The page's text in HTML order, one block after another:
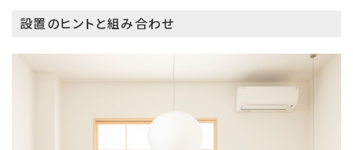
設置のヒントと組み合わせ